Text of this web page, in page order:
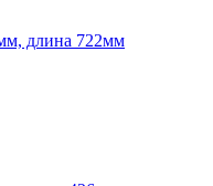
длина 722мм